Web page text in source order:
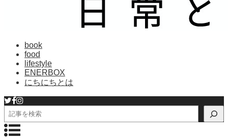
book
food
lifestyle
ENERBOX
にちにちとは
検
索